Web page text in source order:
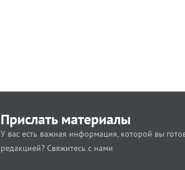
Прислать материалы
У вас есть важная информация, которой вы
редакцией? Свяжитесь с нами